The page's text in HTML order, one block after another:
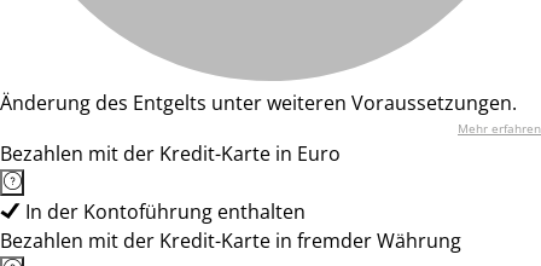
Änderung des Entgelts unter weiteren Voraussetzungen.
Mehr erfahren
Bezahlen mit der Kredit-Karte in Euro
In der Kontoführung enthalten
Bezahlen mit der Kredit-Karte in fremder Währung